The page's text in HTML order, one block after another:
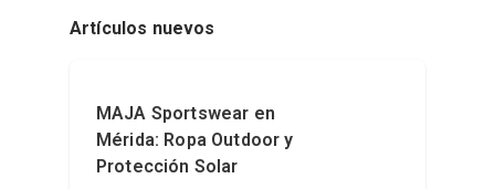
Artículos nuevos
MAJA Sportswear en
Mérida: Ropa Outdoor y
Protección Solar